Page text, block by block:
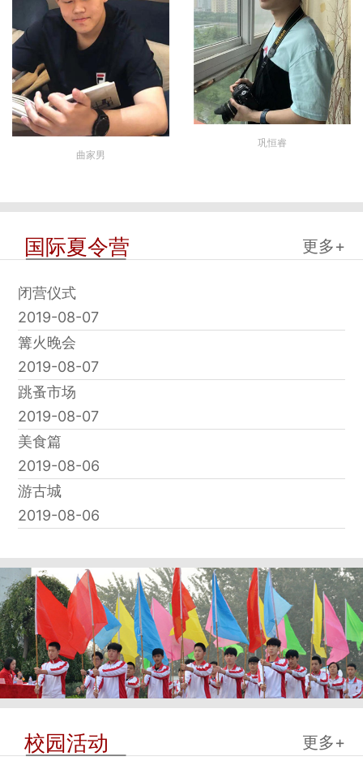
曲家男
巩恒睿
国际夏令营 更多+
闭营仪式
2019-08-07
篝火晚会
2019-08-07
跳蚤市场
2019-08-07
美食篇
2019-08-06
游古城
2019-08-06
校园活动 更多+